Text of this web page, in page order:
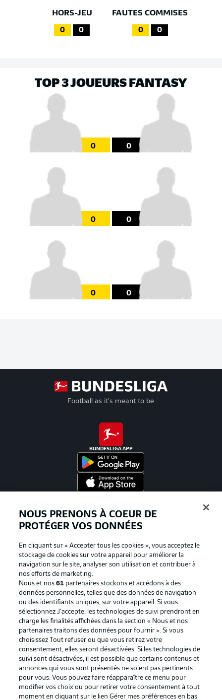
HORS-JEU
0 0
FAUTES COMMISES
0 0
TOP 3 JOUEURS FANTASY
0 0
0 0
0 0
Football as it's meant to be
BUNDESLIGA APP
La publicité Conditions d’utilisation des
Mentions Légales Gérer mes préférences
Déclaration de
confidentialité
Diffuseurs
NOUS PRENONS À COEUR DE
PROTÉGER VOS DONNÉES
En cliquant sur « Accepter tous les cookies », vous acceptez le
stockage de cookies sur votre appareil pour améliorer la
navigation sur le site, analyser son utilisation et contribuer à
nos efforts de marketing.
Nous et nos61 partenaires stockons et accédons à des
données personnelles, telles que des données de navigation
ou des identifiants uniques, sur votre appareil. Si vous
sélectionnez J'accepte, les technologies de suivi prendront en
charge les finalités affichées dans la section « Nous et nos
partenaires traitons des données pour fournir ». Si vous
choisissez Tout refuser ou que vous retirez votre
consentement, elles seront désactivées. Si les technologies de
suivi sont désactivées, il est possible que certains contenus et
annonces qui vous sont présentés ne soient pas pertinents
pour vous. Vous pouvez faire réapparaître ce menu pour
modifier vos choix ou pour retirer votre consentement à tout
moment en cliquant sur le lien Gérer mes préférences en bas